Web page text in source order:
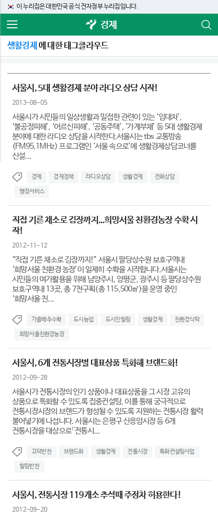
이 누리집은 대한민국 공식 전자정부 누리집입니다.
경제
생활경제 에 대한 태그클라우드
서울시, 5대 생활경제 분야 라디오 상담 시작!
2013-08-05
서울시가 시민들의 일상생활과 밀접한 관련이 있는 ‘임대차’,
‘불공정피해’, ‘어르신피해’, ‘공동주택’, ‘가계부채’ 등 5대 생활경제
분야에 대한 라디오 상담을 시작한다.서울시는 tbs 교통방송
(FM95.1MHz) 프로그램인 ‘서울 속으로’에 생활경제상담코너를
신설...
경제 경제정책 라디오상담 생활경제 전화상담
행정서비스
직접 기른 채소로 김장까지...희망서울 친환경농장 수확 시
작!
2012-11-12
“직접 기른 채소로 김장까지!” 서울시 팔당상수원 보호구역내
‘희망서울 친환경 농장’이 일제히 수확을 시작합니다.서울시는
시민들의 여가활용을 위해 남양주시, 양평군, 광주시 등 팔당상수원
보호구역내 13곳, 총 7천구획(총 115,500㎡)을 운영 중인
‘희망서울 친...
가을배추수확 도시농업 도시인힐링 생활경제 친환경식탁
희망서울친환경농장
서울시, 6개 전통시장별 대표상품 특화해 브랜드화!
2012-09-28
서울시가 전통시장의 인기 상품이나 대표상품을 그 시장 고유의
상품으로 특화할 수 있도록 집중컨설팅, 이를 통해 궁극적으로
전통시장시장의 브랜드가 형성될 수 있도록 지원하는 전통시장 활력
불어넣기에 나섭니다. 서울시는 은평구 신응암시장 등 6개
전통시장을 대상으로「전통시...
끄덕반찬 브랜드화 생활경제 전통시장 특화컨설팅사업
힐링반찬
서울시, 전통시장 119개소 추석때 주정차 허용한다!
2012-09-20